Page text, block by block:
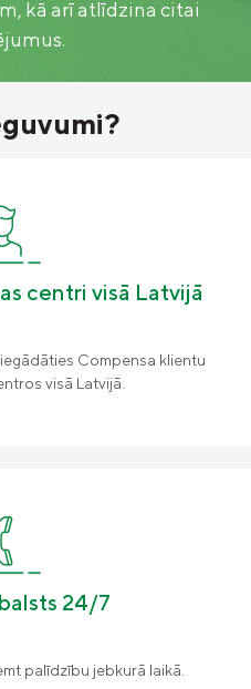
izplatītāji
Vairāk informācijas
Palīdzība uz ceļa
Dokumenti
Pieteikt atlīdzību
kā arī atlīdzina citai
centri visā Latvijā
Compensa klientu
visā Latvijā.
24/7
palīdzību jebkurā laikā.